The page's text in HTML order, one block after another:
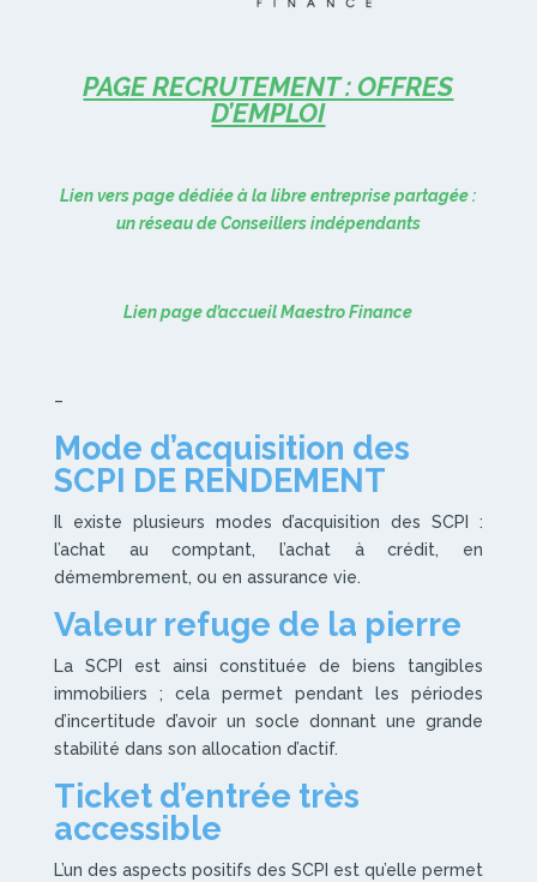
PAGE RECRUTEMENT : OFFRES
D’EMPLOI
Lien vers page dédiée à la libre entreprise partagée :
un réseau de Conseillers indépendants
Lien page d’accueil Maestro Finance
–
Mode d’acquisition des
SCPI DE RENDEMENT
Il existe plusieurs modes d’acquisition des SCPI :
l’achat au comptant, l’achat à crédit, en
démembrement, ou en assurance vie.
Valeur refuge de la pierre
La SCPI est ainsi constituée de biens tangibles
immobiliers ; cela permet pendant les périodes
d’incertitude d’avoir un socle donnant une grande
stabilité dans son allocation d’actif.
Ticket d’entrée très
accessible
L’un des aspects positifs des SCPI est qu’elle permet